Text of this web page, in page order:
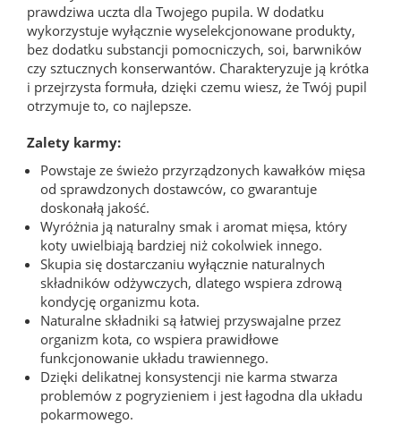
prawdziwa uczta dla Twojego pupila. W dodatku
wykorzystuje wyłącznie wyselekcjonowane produkty,
bez dodatku substancji pomocniczych, soi, barwników
czy sztucznych konserwantów. Charakteryzuje ją krótka
i przejrzysta formuła, dzięki czemu wiesz, że Twój pupil
otrzymuje to, co najlepsze.
Zalety karmy:
Powstaje ze świeżo przyrządzonych kawałków mięsa
od sprawdzonych dostawców, co gwarantuje
doskonałą jakość.
Wyróżnia ją naturalny smak i aromat mięsa, który
koty uwielbiają bardziej niż cokolwiek innego.
Skupia się dostarczaniu wyłącznie naturalnych
składników odżywczych, dlatego wspiera zdrową
kondycję organizmu kota.
Naturalne składniki są łatwiej przyswajalne przez
organizm kota, co wspiera prawidłowe
funkcjonowanie układu trawiennego.
Dzięki delikatnej konsystencji nie karma stwarza
problemów z pogryzieniem i jest łagodna dla układu
pokarmowego.